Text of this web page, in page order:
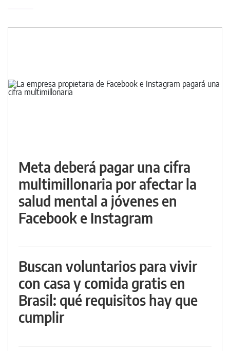
Meta deberá pagar una cifra
multimillonaria por afectar la
salud mental a jóvenes en
Facebook e Instagram
Buscan voluntarios para vivir
con casa y comida gratis en
Brasil: qué requisitos hay que
cumplir